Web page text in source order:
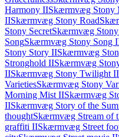
Harmony IISkærmvæg Stony
IISkærmvæg Stony Road
Stony SecretSkærmvæg
SongSkærmvæg Stony Song
Stony Story IISkærmvæg
Stronghold IISkærmvæg
IISkærmvæg Stony Twilight II
VarietiesSkærmvæg Stony
Morning Mist IISkærmvæg
IISkærmvæg Story of the
thoughtSkærmvæg Stream of
graffiti IISkærmvæg Street